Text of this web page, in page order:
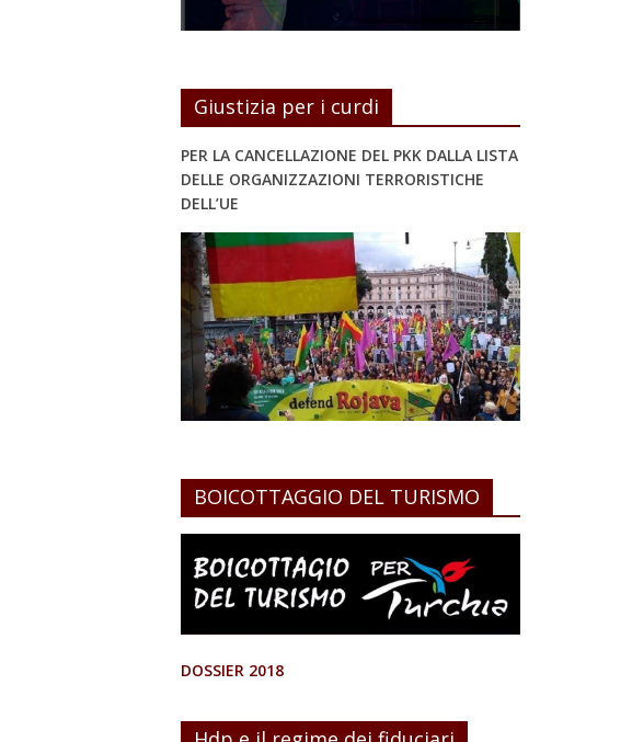
Giustizia per i curdi
PER LA CANCELLAZIONE DEL PKK DALLA LISTA
DELLE ORGANIZZAZIONI TERRORISTICHE
DELL’UE
BOICOTTAGGIO DEL TURISMO
DOSSIER 2018